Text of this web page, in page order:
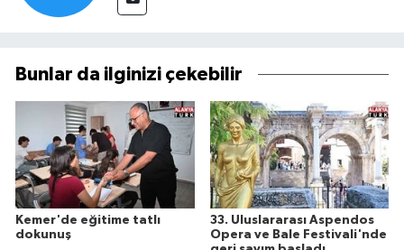
Bunlar da ilginizi çekebilir
Kemer'de eğitime tatlı
dokunuş
33. Uluslararası Aspendos
Opera ve Bale Festivali'nde